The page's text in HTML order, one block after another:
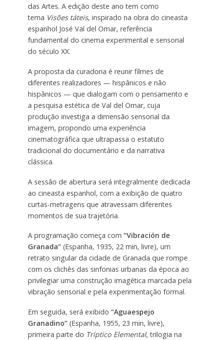
das Artes. A edição deste ano tem como
tema Visões táteis, inspirado na obra do cineasta
espanhol José Val del Omar, referência
fundamental do cinema experimental e sensorial
do século XX.
A proposta da curadoria é reunir filmes de
diferentes realizadores — hispânicos e não
hispânicos — que dialogam com o pensamento e
a pesquisa estética de Val del Omar, cuja
produção investiga a dimensão sensorial da
imagem, propondo uma experiência
cinematográfica que ultrapassa o estatuto
tradicional do documentário e da narrativa
clássica.
A sessão de abertura será integralmente dedicada
ao cineasta espanhol, com a exibição de quatro
curtas-metragens que atravessam diferentes
momentos de sua trajetória.
A programação começa com “Vibración de
Granada”(Espanha, 1935, 22 min, livre), um
retrato singular da cidade de Granada que rompe
com os clichês das sinfonias urbanas da época ao
privilegiar uma construção imagética marcada pela
vibração sensorial e pela experimentação formal.
Em seguida, será exibido “Aguaespejo
Granadino”(Espanha, 1955, 23 min, livre),
primeira parte do Tríptico Elemental, trilogia na